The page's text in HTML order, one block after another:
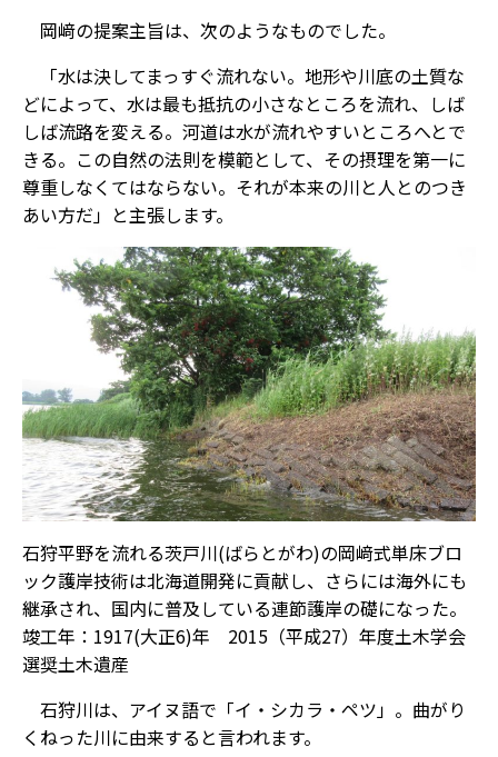
岡﨑の提案主旨は、次のようなものでした。
「水は決してまっすぐ流れない。地形や川底の土質な
どによって、水は最も抵抗の小さなところを流れ、しば
しば流路を変える。河道は水が流れやすいところへとで
きる。この自然の法則を模範として、その摂理を第一に
尊重しなくてはならない。それが本来の川と人とのつき
あい方だ」と主張します。
石狩平野を流れる茨戸川(ばらとがわ)の岡﨑式単床ブロ
ック護岸技術は北海道開発に貢献し、さらには海外にも
継承され、国内に普及している連節護岸の礎になった。
竣工年：1917(大正6)年 2015（平成27）年度土木学会
選奨土木遺産
石狩川は、アイヌ語で「イ・シカラ・ペツ」。曲がり
くねった川に由来すると言われます。